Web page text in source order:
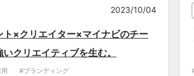
2023/10/04
ト×クリエイター×マイナビのチー
クリエイティブを生む。
#ブランディング